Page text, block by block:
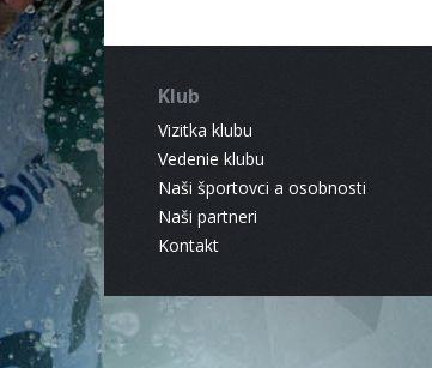
Klub
Vizitka klubu
Vedenie klubu
Naši športovci a osobnosti
Naši partneri
Kontakt